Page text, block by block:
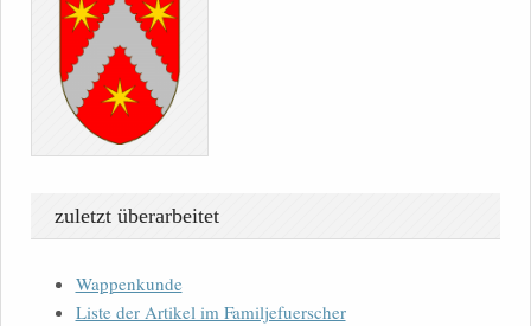
zuletzt überarbeitet
Wappenkunde
Liste der Artikel im Familjefuerscher